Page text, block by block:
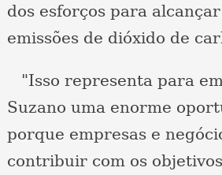
dos esforços para
emissões de dióxido de
"Isso representa para
Suzano uma enorme
porque empresas e
contribuir com os